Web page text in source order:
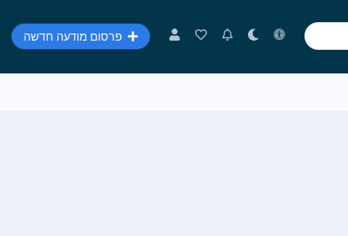
פרסום מודעה חדשה